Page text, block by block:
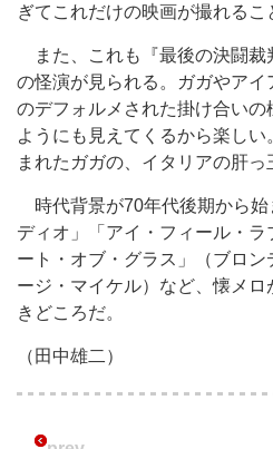
ぎてこれだけの映画が撮れるこ
また、これも『最後の決闘裁
の怪演が見られる。ガガやアイ
のデフォルメされた掛け合い
ようにも見えてくるから楽し
まれたガガの、イタリアの肝っ
時代背景が70年代後期から始
ディオ」「アイ・フィール・
ート・オブ・グラス」（ブロン
ージ・マイケル）など、懐メ
きどころだ。
（田中雄二）